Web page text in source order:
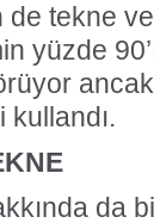
tekne
yüzde
kullandı.
da